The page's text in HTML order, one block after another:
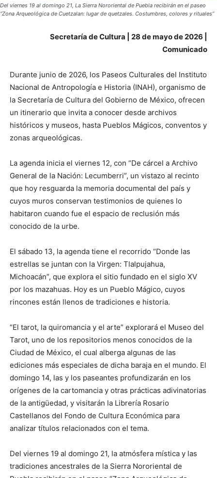
Del viernes 19 al domingo 21, La Sierra Nororiental de Puebla recibirán en el paseo
“Zona Arqueológica de Cuetzalan: lugar de quetzales. Costumbres, colores y rituales”
Secretaría de Cultura | 28 de mayo de 2026 |
Comunicado
Durante junio de 2026, los Paseos Culturales del Instituto
Nacional de Antropología e Historia (INAH), organismo de
la Secretaría de Cultura del Gobierno de México, ofrecen
un itinerario que invita a conocer desde archivos
históricos y museos, hasta Pueblos Mágicos, conventos y
zonas arqueológicas.
La agenda inicia el viernes 12, con “De cárcel a Archivo
General de la Nación: Lecumberri”, un vistazo al recinto
que hoy resguarda la memoria documental del país y
cuyos muros conservan testimonios de quienes lo
habitaron cuando fue el espacio de reclusión más
conocido de la urbe.
El sábado 13, la agenda tiene el recorrido “Donde las
estrellas se juntan con la Virgen: Tlalpujahua,
Michoacán”, que explora el sitio fundado en el siglo XV
por los mazahuas. Hoy es un Pueblo Mágico, cuyos
rincones están llenos de tradiciones e historia.
“El tarot, la quiromancia y el arte” explorará el Museo del
Tarot, uno de los repositorios menos conocidos de la
Ciudad de México, el cual alberga algunas de las
ediciones más especiales de dicha baraja en el mundo. El
domingo 14, las y los paseantes profundizarán en los
orígenes de la cartomancia y otras prácticas adivinatorias
de la antigüedad, y visitarán la Librería Rosario
Castellanos del Fondo de Cultura Económica para
analizar títulos relacionados con el tema.
Del viernes 19 al domingo 21, la atmósfera mística y las
tradiciones ancestrales de la Sierra Nororiental de